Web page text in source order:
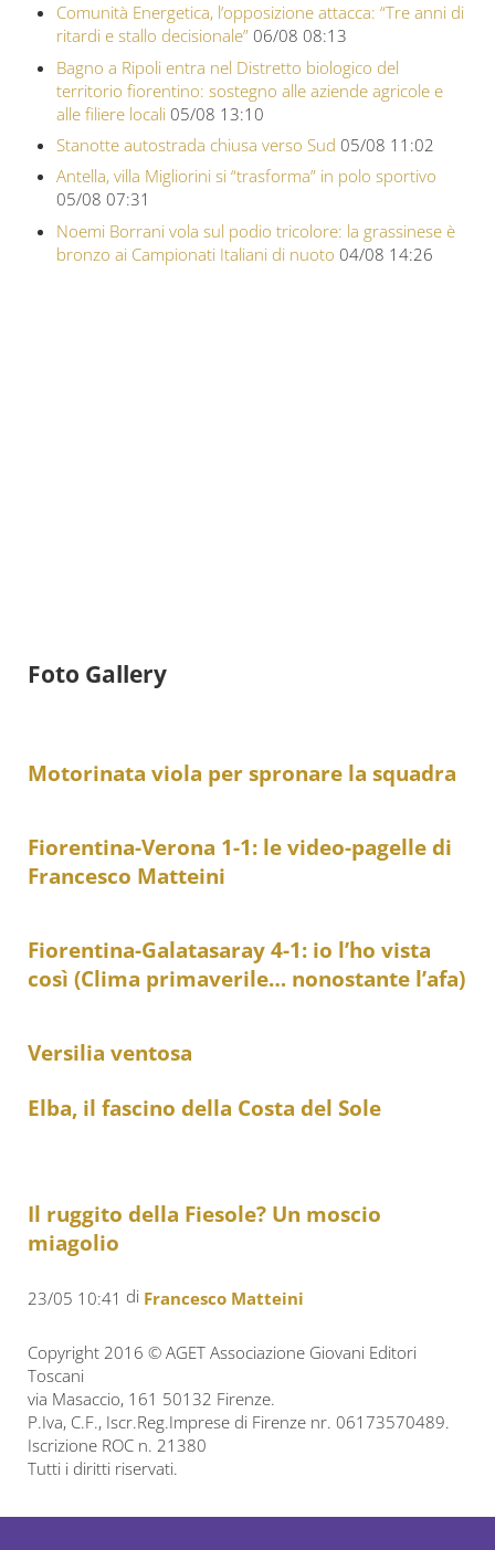
Comunità Energetica, l’opposizione attacca: “Tre anni di
ritardi e stallo decisionale” 06/08 08:13
Bagno a Ripoli entra nel Distretto biologico del
territorio fiorentino: sostegno alle aziende agricole e
alle filiere locali 05/08 13:10
Stanotte autostrada chiusa verso Sud 05/08 11:02
Antella, villa Migliorini si “trasforma” in polo sportivo
05/08 07:31
Noemi Borrani vola sul podio tricolore: la grassinese è
bronzo ai Campionati Italiani di nuoto 04/08 14:26
Foto Gallery
Motorinata viola per spronare la squadra
Fiorentina-Verona 1-1: le video-pagelle di
Francesco Matteini
Fiorentina-Galatasaray 4-1: io l’ho vista
così (Clima primaverile… nonostante l’afa)
Versilia ventosa
Elba, il fascino della Costa del Sole
Il ruggito della Fiesole? Un moscio
miagolio
23/05 10:41 di Francesco Matteini
Copyright 2016 © AGET Associazione Giovani Editori
Toscani
via Masaccio, 161 50132 Firenze.
P.Iva, C.F., Iscr.Reg.Imprese di Firenze nr. 06173570489.
Iscrizione ROC n. 21380
Tutti i diritti riservati.